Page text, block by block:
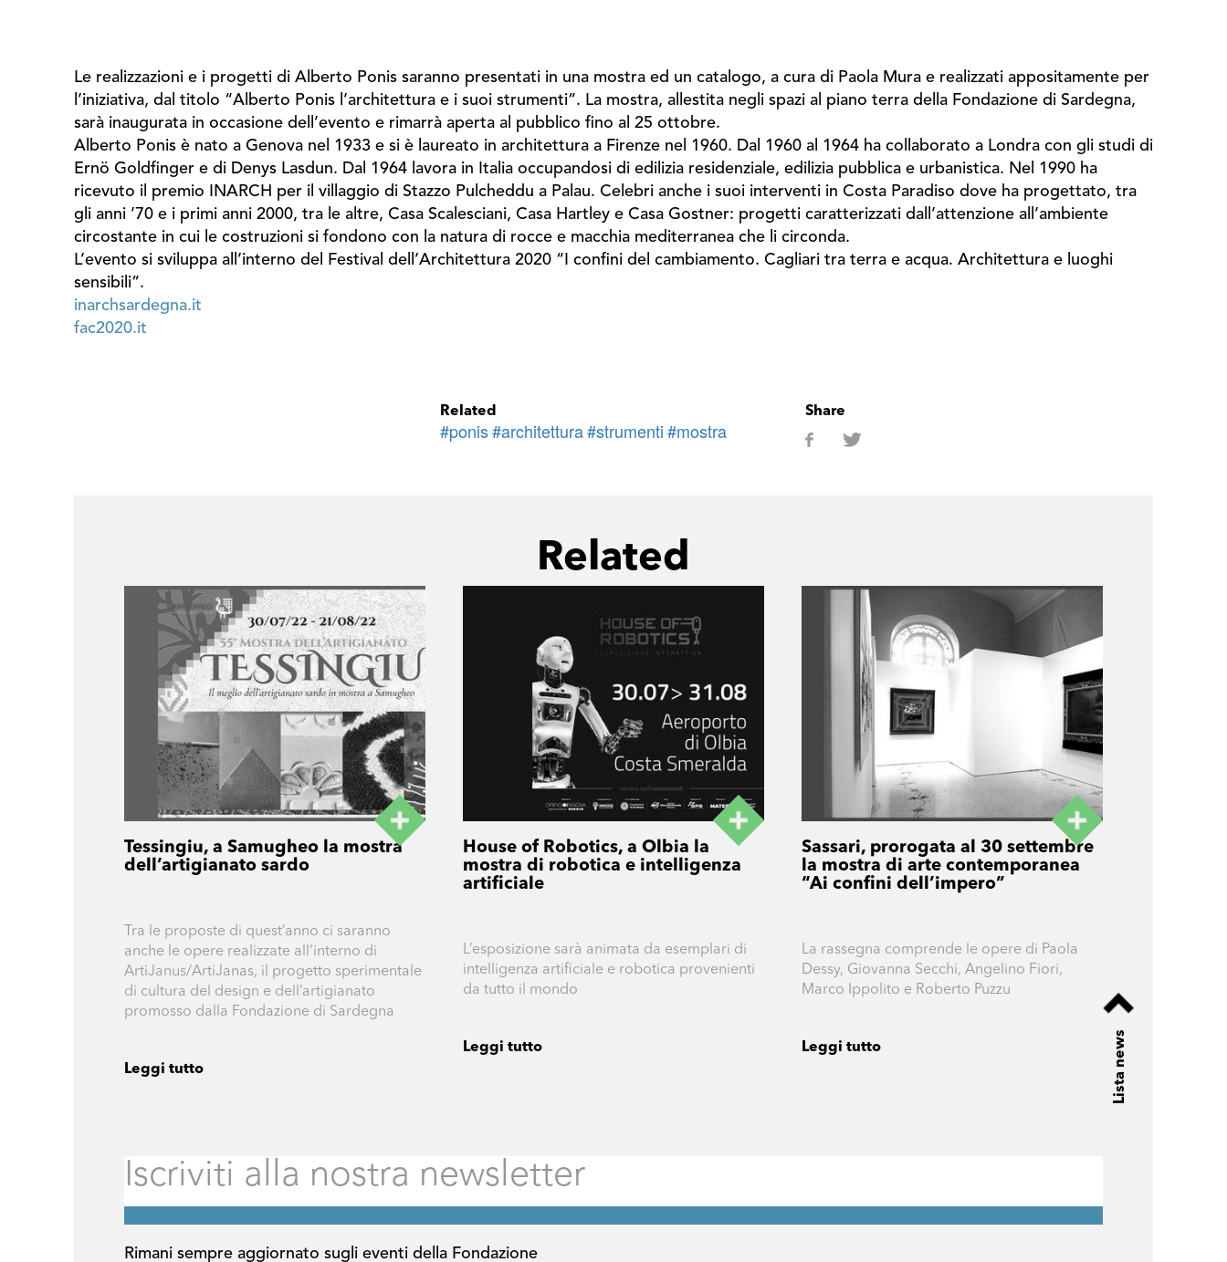
Le realizzazioni e i progetti di Alberto Ponis saranno presentati in una mostra ed un catalogo, a cura di Paola Mura e realizzati appositamente per
l’iniziativa, dal titolo “Alberto Ponis l’architettura e i suoi strumenti”. La mostra, allestita negli spazi al piano terra della Fondazione di Sardegna,
sarà inaugurata in occasione dell’evento e rimarrà aperta al pubblico fino al 25 ottobre.
Alberto Ponis è nato a Genova nel 1933 e si è laureato in architettura a Firenze nel 1960. Dal 1960 al 1964 ha collaborato a Londra con gli studi di
Ernö Goldfinger e di Denys Lasdun. Dal 1964 lavora in Italia occupandosi di edilizia residenziale, edilizia pubblica e urbanistica. Nel 1990 ha
ricevuto il premio INARCH per il villaggio di Stazzo Pulcheddu a Palau. Celebri anche i suoi interventi in Costa Paradiso dove ha progettato, tra
gli anni ’70 e i primi anni 2000, tra le altre, Casa Scalesciani, Casa Hartley e Casa Gostner: progetti caratterizzati dall’attenzione all’ambiente
circostante in cui le costruzioni si fondono con la natura di rocce e macchia mediterranea che li circonda.
L’evento si sviluppa all’interno del Festival dell’Architettura 2020 “I confini del cambiamento. Cagliari tra terra e acqua. Architettura e luoghi
sensibili”.
inarchsardegna.it
fac2020.it
Related
#ponis#architettura#strumenti#mostra
Share
Related
Tessingiu, a Samugheo la mostra
dell’artigianato sardo
Tra le proposte di quest’anno ci saranno
anche le opere realizzate all’interno di
ArtiJanus/ArtiJanas, il progetto sperimentale
di cultura del design e dell’artigianato
promosso dalla Fondazione di Sardegna
Leggi tutto
House of Robotics, a Olbia la
mostra di robotica e intelligenza
artificiale
L’esposizione sarà animata da esemplari di
intelligenza artificiale e robotica provenienti
da tutto il mondo
Leggi tutto
Sassari, prorogata al 30 settembre
la mostra di arte contemporanea
“Ai confini dell’impero”
La rassegna comprende le opere di Paola
Dessy, Giovanna Secchi, Angelino Fiori,
Marco Ippolito e Roberto Puzzu
Leggi tutto Lista news
Rimani sempre aggiornato sugli eventi della Fondazione